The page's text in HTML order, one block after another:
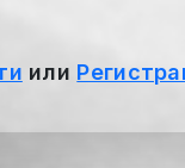
или